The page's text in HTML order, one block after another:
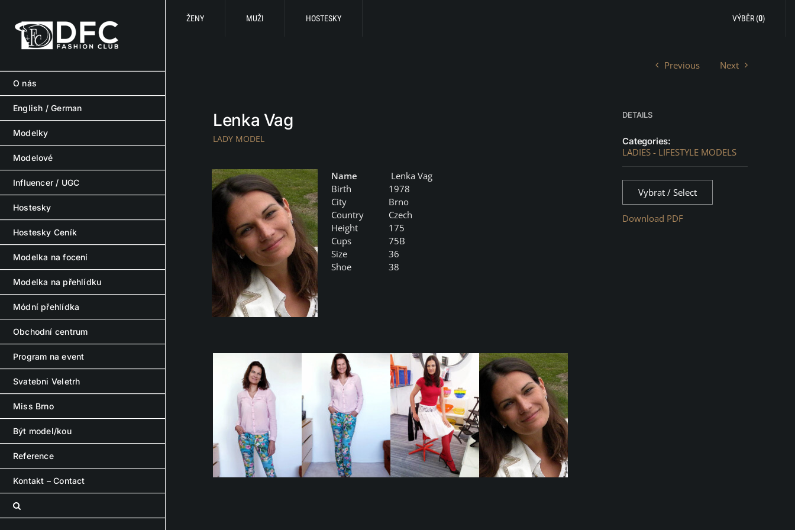
ŽENY MUŽI HOSTESKY VÝBĚR (0)
content
O nás
English / German
Modelky
Modelové
Influencer / UGC
Hostesky
Hostesky Ceník
Modelka na focení
Modelka na přehlídku
Módní přehlídka
Obchodní centrum
Program na event
Svatebni Veletrh
Miss Brno
Být model/kou
Reference
Kontakt – Contact
Previous Next
Lenka Vag
LADY MODEL
Name
Lenka Vag
Birth
1978
City
Brno
Country
Czech
Height
175
Cups
75B
Size
36
Shoe
38
DETAILS
Categories:
LADIES - LIFESTYLE MODELS
Vybrat / Select
Download PDF